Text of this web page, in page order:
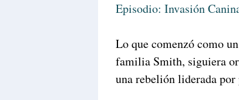
Episodio: Invasión
Lo que comenzó como
familia Smith, siguiera
una rebelión liderada